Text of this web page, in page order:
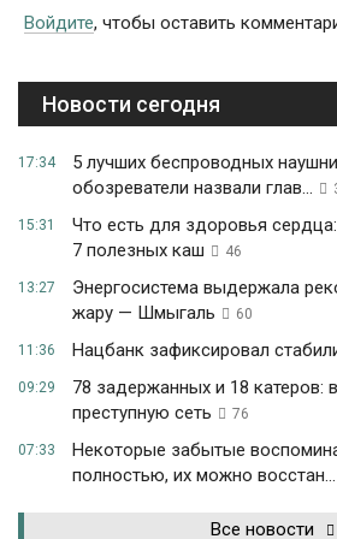
Войдите, чтобы оставить
Новости сегодня
17:34
5 лучших беспроводных
обозреватели назвали глав...
15:31
Что есть для здоровья
7 полезных каш
46
13:27
Энергосистема выдержала
жару — Шмыгаль
60
11:36 Нацбанк зафиксировал
09:29
78 задержанных и 18 катеров:
преступную сеть
76
07:33
Некоторые забытые
полностью, их можно восстан...
Все новости